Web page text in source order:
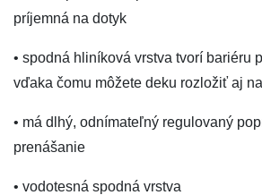
príjemná na dotyk
• spodná hliníková vrstva tvorí bariéru
vďaka čomu môžete deku rozložiť aj
• má dlhý, odnímateľný regulovaný
prenášanie
• vodotesná spodná vrstva